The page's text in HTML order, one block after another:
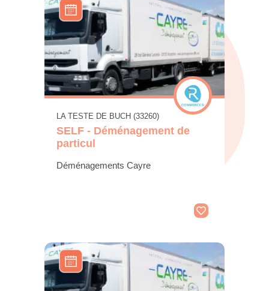
LA TESTE DE BUCH (33260)
SELF - Déménagement de
particul
Déménagements Cayre